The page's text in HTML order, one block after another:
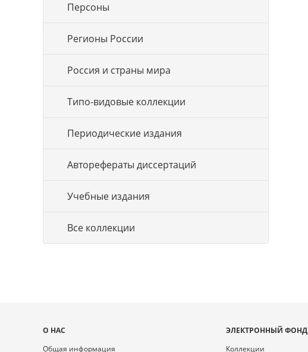
Персоны
Регионы России
Россия и страны мира
Типо-видовые коллекции
Периодические издания
Авторефераты диссертаций
Учебные издания
Все коллекции
Карта
О НАС
Общая информация
ЭЛЕКТРОННЫЙ ФОНД
Коллекции